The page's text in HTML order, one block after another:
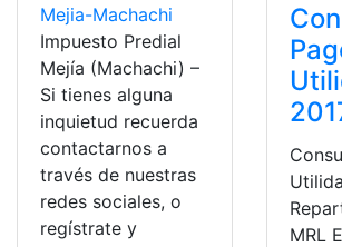
Impuesto Predial
Mejía (Machachi) –
Si tienes alguna
inquietud recuerda
contactarnos a
través de nuestras
redes sociales, o
regístrate y
MRL